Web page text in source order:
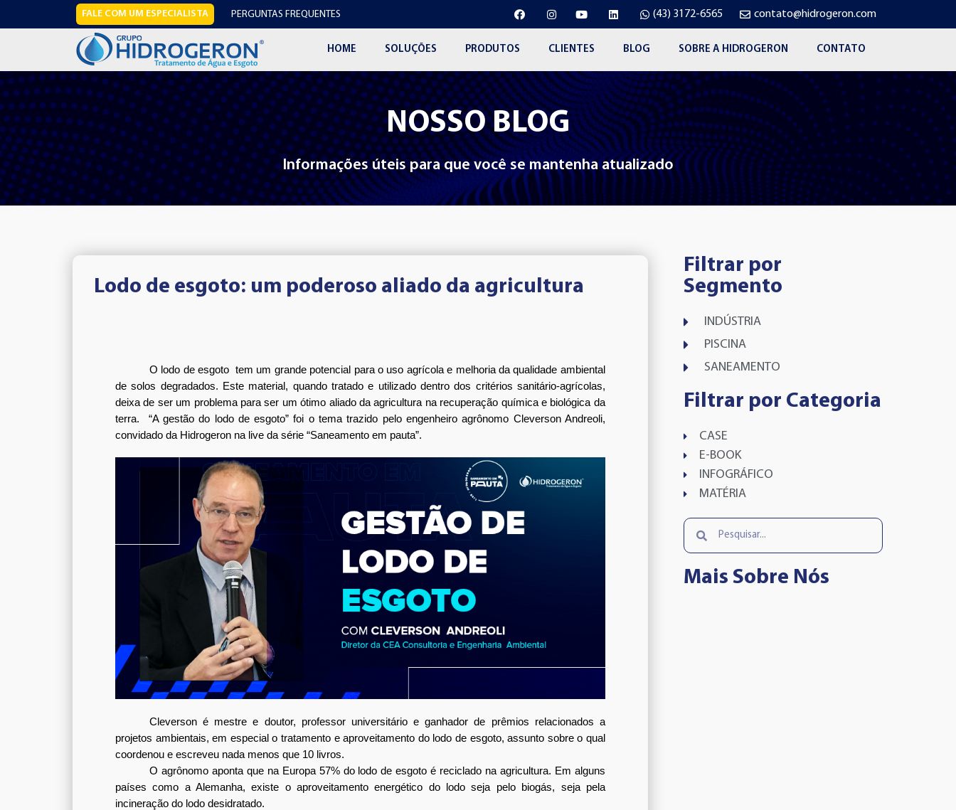
FALE COM UM ESPECIALISTA PERGUNTAS FREQUENTES (43) 3172-6565 contato@hidrogeron.com
HOME SOLUÇÕES PRODUTOS CLIENTES BLOG SOBRE A HIDROGERON CONTATO
NOSSO BLOG
Informações úteis para que você se mantenha atualizado
Lodo de esgoto: um poderoso aliado da agricultura
O lodo de esgoto  tem um grande potencial para o uso agrícola e melhoria da qualidade ambiental
de solos degradados. Este material, quando tratado e utilizado dentro dos critérios sanitário-agrícolas,
deixa de ser um problema para ser um ótimo aliado da agricultura na recuperação química e biológica da
terra.  “A gestão do lodo de esgoto” foi o tema trazido pelo engenheiro agrônomo Cleverson Andreoli,
convidado da Hidrogeron na live da série “Saneamento em pauta”.
Cleverson é mestre e doutor, professor universitário e ganhador de prêmios relacionados a
projetos ambientais, em especial o tratamento e aproveitamento do lodo de esgoto, assunto sobre o qual
coordenou e escreveu nada menos que 10 livros.
O agrônomo aponta que na Europa 57% do lodo de esgoto é reciclado na agricultura. Em alguns
países como a Alemanha, existe o aproveitamento energético do lodo seja pelo biogás, seja pela
incineração do lodo desidratado.
Filtrar por
Segmento
INDÚSTRIA
PISCINA
SANEAMENTO
Filtrar por Categoria
CASE
E-BOOK
INFOGRÁFICO
MATÉRIA
Mais Sobre Nós